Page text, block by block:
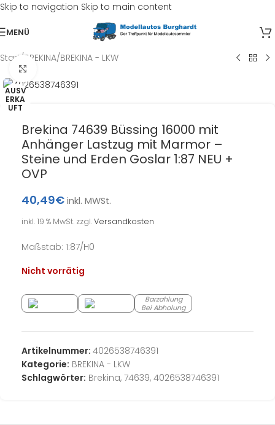
Skip to navigation Skip to main content
MENÜ
Start /BREKINA/BREKINA - LKW
AUSV
ERKA
UFT
Brekina 74639 Büssing 16000 mit
Anhänger Lastzug mit Marmor –
Steine und Erden Goslar 1:87 NEU +
OVP
40,49€ inkl. MWSt.
inkl. 19 % MwSt. zzgl.Versandkosten
Maßstab: 1:87/H0
Nicht vorrätig
Barzahlung
Bei Abholung
Artikelnummer: 4026538746391
Kategorie: BREKINA - LKW
Schlagwörter: Brekina, 74639, 4026538746391